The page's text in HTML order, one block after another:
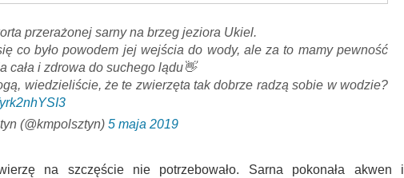
przerażonej sarny na brzeg jeziora Ukiel.
co było powodem jej wejścia do wody, ale za to mamy pewność
cała i zdrowa do suchego lądu👋
wiedzieliście, że te zwierzęta tak dobrze radzą sobie w wodzie?
(@kmpolsztyn) 5 maja 2019
na szczęście nie potrzebowało. Sarna pokonała akwen i